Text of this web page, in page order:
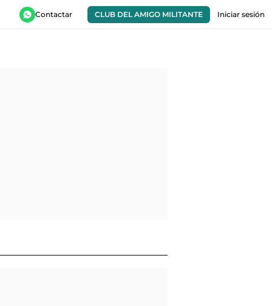
Contactar CLUB DEL AMIGO MILITANTE Iniciar sesión